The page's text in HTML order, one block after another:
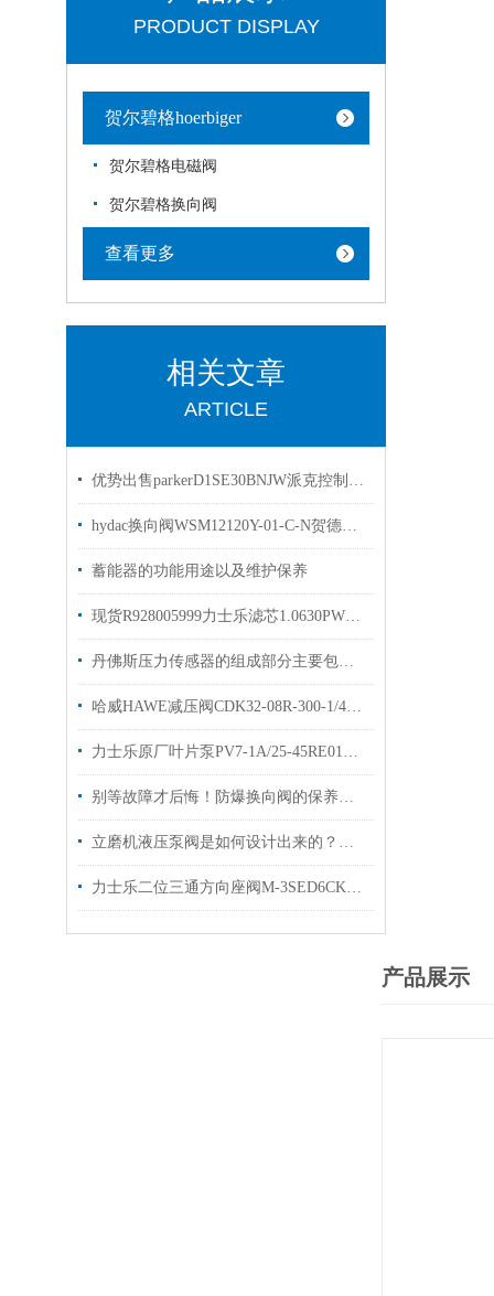
PRODUCT DISPLAY
贺尔碧格hoerbiger
贺尔碧格电磁阀
贺尔碧格换向阀
查看更多
相关文章
ARTICLE
优势出售parkerD1SE30BNJW派克控制阀 派克换向阀
hydac换向阀WSM12120Y-01-C-N贺德克球阀有库存现货
蓄能器的功能用途以及维护保养
现货R928005999力士乐滤芯1.0630PWR10-A00-0-M
丹佛斯压力传感器的组成部分主要包括以下几个方面
哈威HAWE减压阀CDK32-08R-300-1/4原装哈维优势供应
力士乐原厂叶片泵PV7-1A/25-45RE01MC0-08现货
别等故障才后悔！防爆换向阀的保养诀窍，早知道少踩坑
立磨机液压泵阀是如何设计出来的？这篇文章告诉你它的设计原理！
力士乐二位三通方向座阀M-3SED6CK1X/350CG24N9K4现货
产品展示